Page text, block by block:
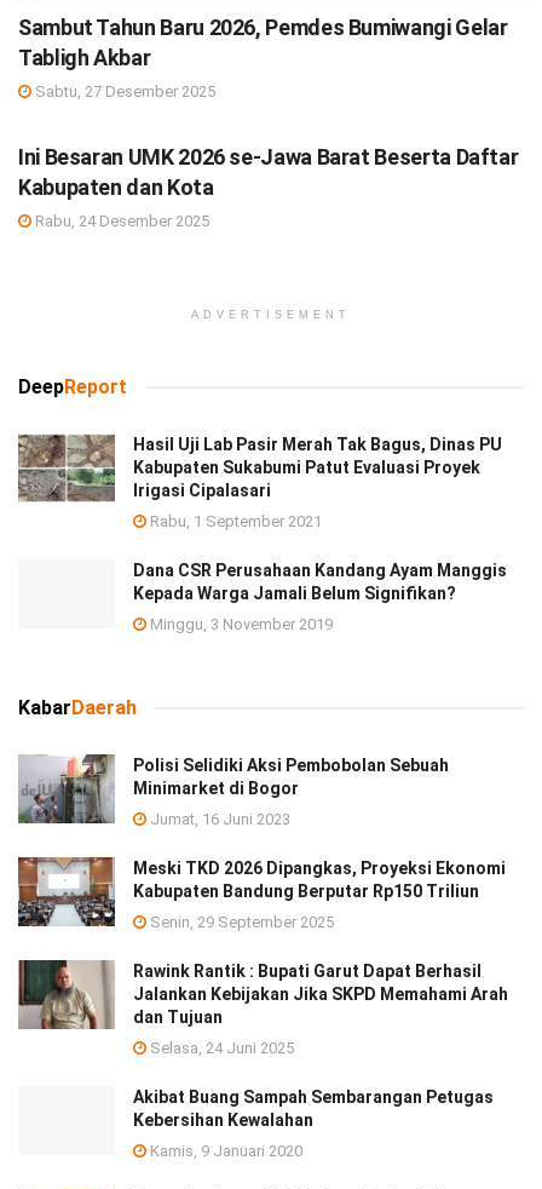
Sambut Tahun Baru 2026, Pemdes Bumiwangi Gelar
Tabligh Akbar
Sabtu, 27 Desember 2025
Ini Besaran UMK 2026 se-Jawa Barat Beserta Daftar
Kabupaten dan Kota
Rabu, 24 Desember 2025
ADVERTISEMENT
DeepReport
Hasil Uji Lab Pasir Merah Tak Bagus, Dinas PU
Kabupaten Sukabumi Patut Evaluasi Proyek
Irigasi Cipalasari
Rabu, 1 September 2021
Dana CSR Perusahaan Kandang Ayam Manggis
Kepada Warga Jamali Belum Signifikan?
Minggu, 3 November 2019
KabarDaerah
Polisi Selidiki Aksi Pembobolan Sebuah
Minimarket di Bogor
Jumat, 16 Juni 2023
Meski TKD 2026 Dipangkas, Proyeksi Ekonomi
Kabupaten Bandung Berputar Rp150 Triliun
Senin, 29 September 2025
Rawink Rantik : Bupati Garut Dapat Berhasil
Jalankan Kebijakan Jika SKPD Memahami Arah
dan Tujuan
Selasa, 24 Juni 2025
Akibat Buang Sampah Sembarangan Petugas
Kebersihan Kewalahan
Kamis, 9 Januari 2020